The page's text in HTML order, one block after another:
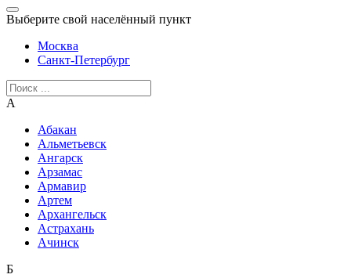
Выберите свой населённый пункт
Москва
Санкт-Петербург
А
Абакан
Альметьевск
Ангарск
Арзамас
Армавир
Артем
Архангельск
Астрахань
Ачинск
Б